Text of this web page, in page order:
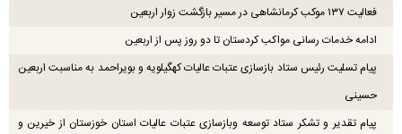
فعالیت ۱۳۷ موکب کرمانشاهی در مسیر بازگشت زوار اربعین
ادامه خدمات رسانی مواکب کردستان تا دو روز پس از اربعین
پیام تسلیت رئیس ستاد بازسازی عتبات عالیات کهگیلویه و بویراحمد به مناسبت اربعین
حسینی
پیام تقدیر و تشکر ستاد توسعه وبازسازی عتبات عالیات استان خوزستان از خیرین و